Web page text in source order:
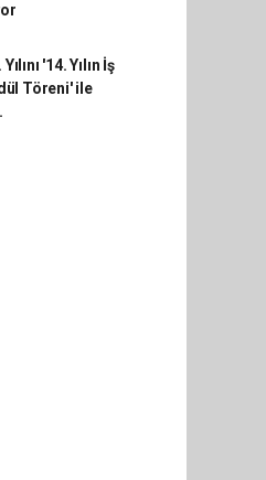
'14. Yılın İş
Töreni' ile